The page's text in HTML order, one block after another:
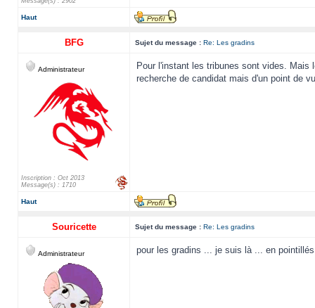
Haut
BFG Sujet du message : Re: Les gradins
Administrateur
Inscription : Oct 2013
Message(s) : 1710
Pour l'instant les tribunes sont vides.
recherche de candidat mais d'un point de
Haut
Souricette Sujet du message : Re: Les gradins
Administrateur pour les gradins ... je suis là ... en